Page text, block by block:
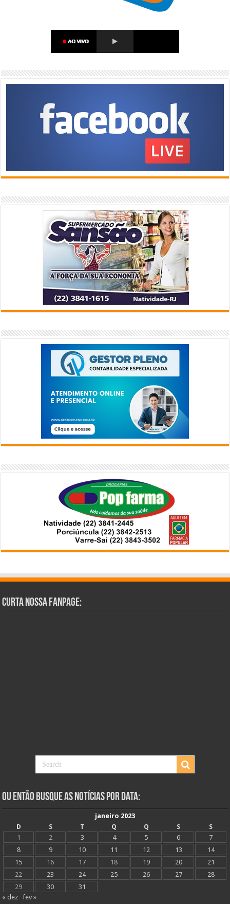
Curta Nossa Fanpage:
Ou Então Busque as Notícias Por Data:
janeiro 2023
D
S T Q Q S
S
1
2 3 4 5 6
7
8
9 10 11 12 13
14
15
16 17 18 19 20
21
22
23 24 25 26 27
28
29
30
31
« dez
fev »